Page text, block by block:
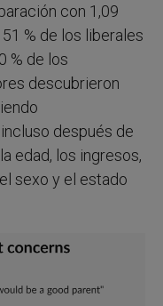
con 1,09
% de los liberales
% de los
descubrieron
después de
edad, los ingresos,
sexo y el estado